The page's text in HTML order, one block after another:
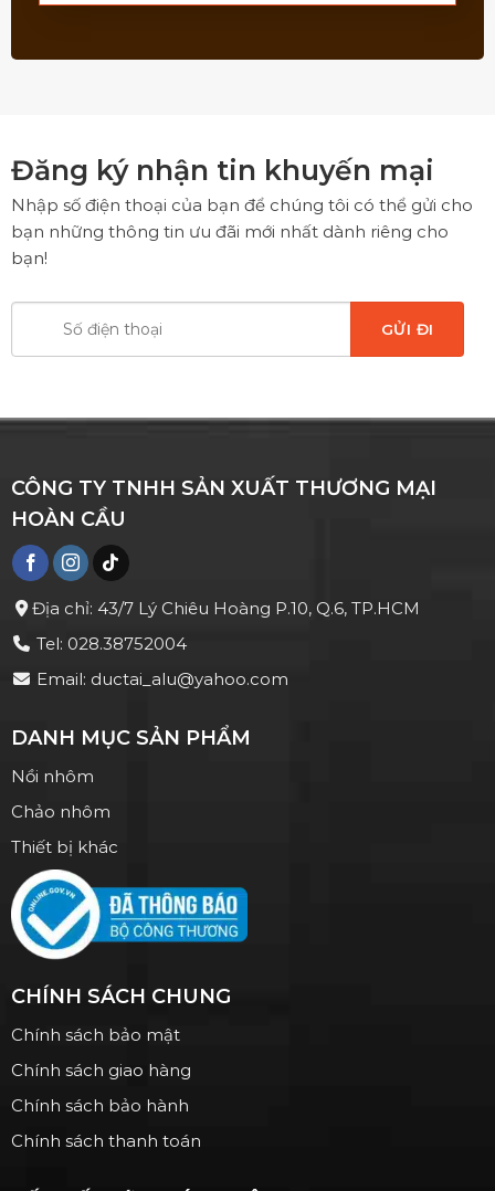
Đăng ký nhận tin khuyến mại
Nhập số điện thoại của bạn để chúng tôi có thể gửi cho
bạn những thông tin ưu đãi mới nhất dành riêng cho
bạn!
CÔNG TY TNHH SẢN XUẤT THƯƠNG MẠI
HOÀN CẦU
Địa chỉ: 43/7 Lý Chiêu Hoàng P.10, Q.6, TP.HCM
Tel: 028.38752004
Email: ductai_alu@yahoo.com
DANH MỤC SẢN PHẨM
Nồi nhôm
Chảo nhôm
Thiết bị khác
CHÍNH SÁCH CHUNG
Chính sách bảo mật
Chính sách giao hàng
Chính sách bảo hành
Chính sách thanh toán